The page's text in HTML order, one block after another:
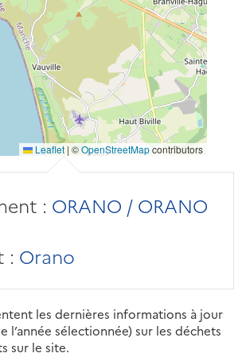
Leaflet | ©OpenStreetMapcontributors
: ORANO / ORANO
: Orano
les dernières informations à jour
l’année sélectionnée) sur les déchets
sur le site.